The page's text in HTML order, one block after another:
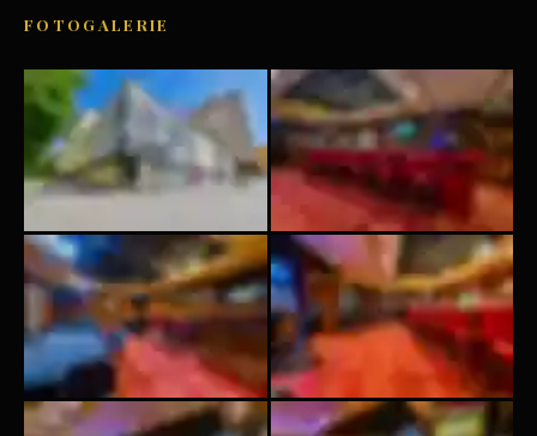
FOTOGALERIE